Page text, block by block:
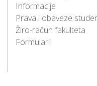
Informacije
Prava i obaveze
Žiro-račun fakulteta
Formulari